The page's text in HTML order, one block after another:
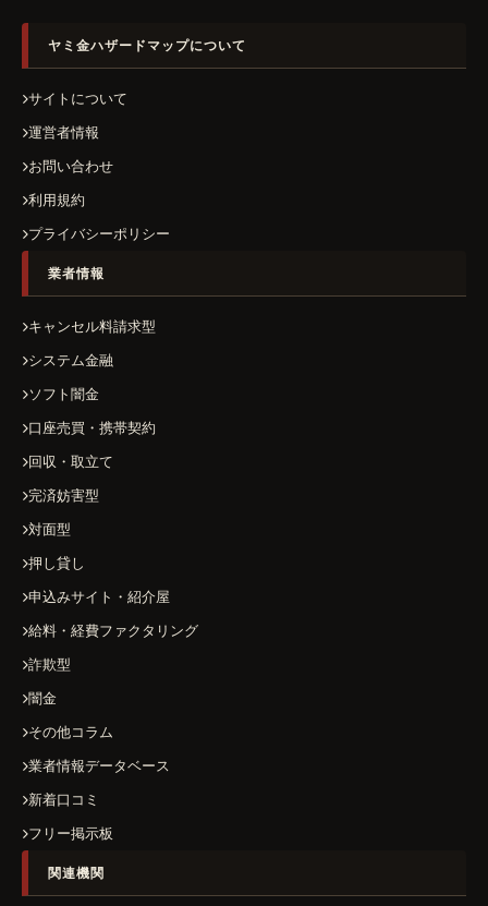
ヤミ金ハザードマップについて
サイトについて
運営者情報
お問い合わせ
利用規約
プライバシーポリシー
業者情報
キャンセル料請求型
システム金融
ソフト闇金
口座売買・携帯契約
回収・取立て
完済妨害型
対面型
押し貸し
申込みサイト・紹介屋
給料・経費ファクタリング
詐欺型
闇金
その他コラム
業者情報データベース
新着口コミ
フリー掲示板
関連機関